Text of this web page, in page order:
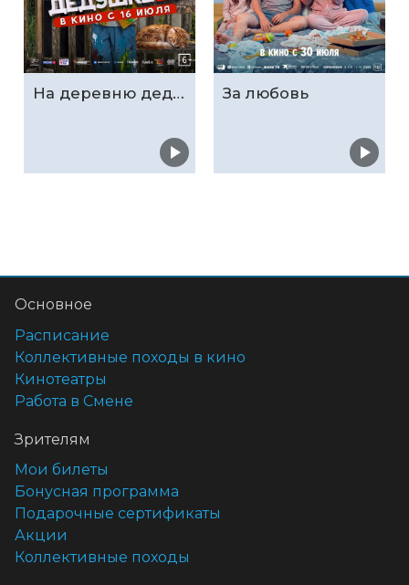
На деревню дедушке 2 За любовь
Основное
Расписание
Коллективные походы в кино
Кинотеатры
Работа в Смене
Зрителям
Мои билеты
Бонусная программа
Подарочные сертификаты
Акции
Коллективные походы